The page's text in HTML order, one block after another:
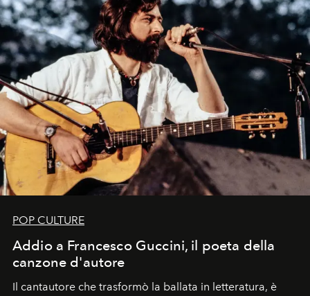
POP CULTURE
Addio a Francesco Guccini, il poeta della
canzone d'autore
Il cantautore che trasformò la ballata in letteratura, è